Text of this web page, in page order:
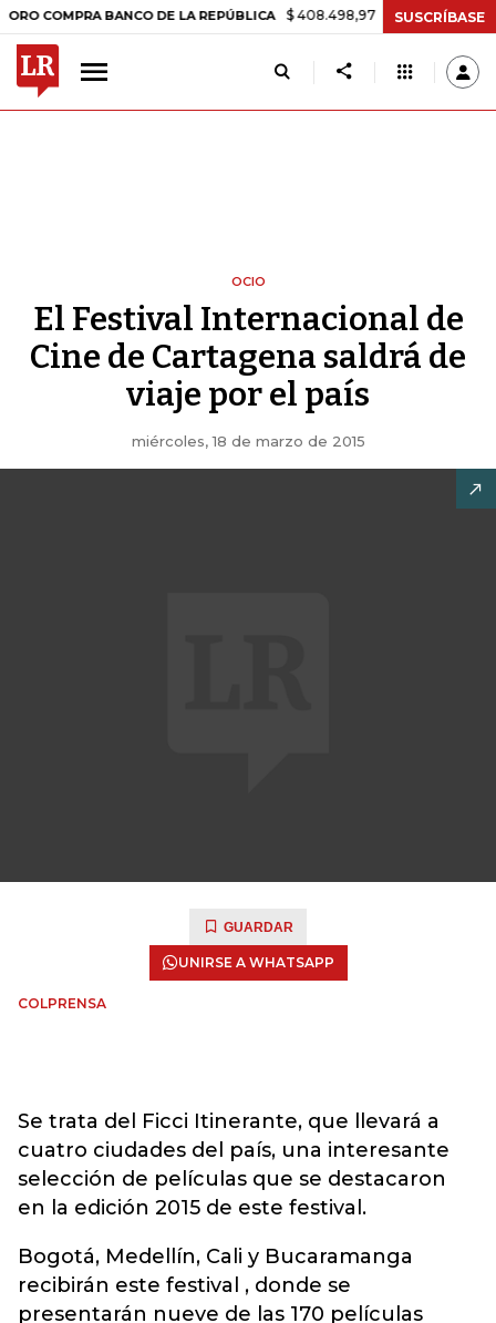
BANCO DE LA REPÚBLICA $ 408.498,97 +$ 8.753,81 +2,19%
SUSCRÍBASE
OCIO
El Festival Internacional de
Cine de Cartagena saldrá de
viaje por el país
miércoles, 18 de marzo de 2015
GUARDAR
UNIRSE A WHATSAPP
COLPRENSA
Se trata del Ficci Itinerante, que llevará a
cuatro ciudades del país, una interesante
selección de películas que se destacaron
en la edición 2015 de este festival.
Bogotá, Medellín, Cali y Bucaramanga
recibirán este festival , donde se
presentarán nueve de las 170 películas